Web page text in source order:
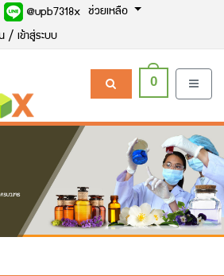
@upb7318x ช่วยเหลือ
/ เข้าสู่ระบบ
0